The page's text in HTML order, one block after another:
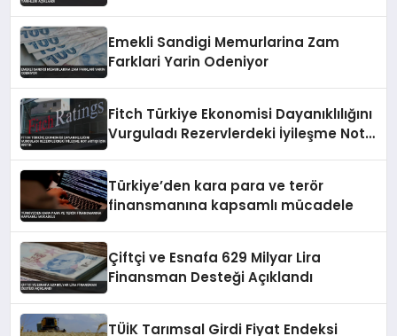
Emekli Sandigi Memurlarina Zam
Farklari Yarin Odeniyor
Fitch Türkiye Ekonomisi Dayanıklılığını
Vurguladı Rezervlerdeki İyileşme Not
Türkiye’den kara para ve terör
finansmanına kapsamlı mücadele
Çiftçi ve Esnafa 629 Milyar Lira
Finansman Desteği Açıklandı
TÜİK Tarımsal Girdi Fiyat Endeksi